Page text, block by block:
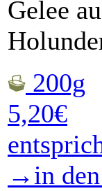
Gelee
200g
5,20€
→in